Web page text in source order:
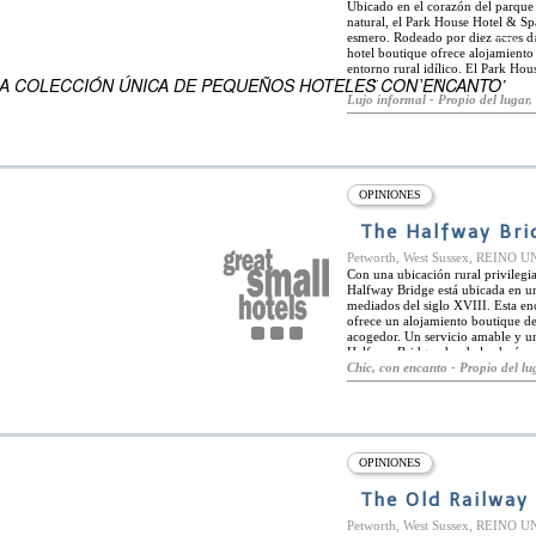
EN
COLECCIÓN ÚNICA DE PEQUEÑOS HOTELES CON ENCANTO’
Ubicado en el corazón del
natural, el Park House Hotel &
esmero. Rodeado por diez acres
hotel boutique ofrece
entorno rural idílico. El Park
familiares rodeado por la hermosa
magnífica variedad de
con dieciocho tee, dos canchas
Hay una gran piscina al aire
magnífico centro de spa PH2O
metros con ducha de mármol,
relajación y un gimnasio. Los
magníficas oportunidades para
experiencias gastronómicas,
siempre basados en tres
propia huerta, los huéspedes
hierbas y frutas de verano en la
durante todo el día, y también se
Lujo informal - Propio del lugar,
OPINIONES
The Halfway
Petworth, West Sussex, REINO
Con una ubicación rural
Halfway Bridge está ubicada en
mediados del siglo XVIII. Esta
ofrece un alojamiento boutique
acogedor. Un servicio amable y
Halfway Bridge, donde los
clásica con influencias de fusión
diariamente, dependiendo de la
local. Las comidas se pueden
gran chimenea de leña, o al
para relajarse y tomar una copa
lujosas habitaciones dobles y una
habitaciones están ubicadas en
cuartos de baño en suite,
televisores de pantalla plana,
té y café.
Chic, con encanto - Propio del
OPINIONES
The Old
Petworth, West Sussex, REINO